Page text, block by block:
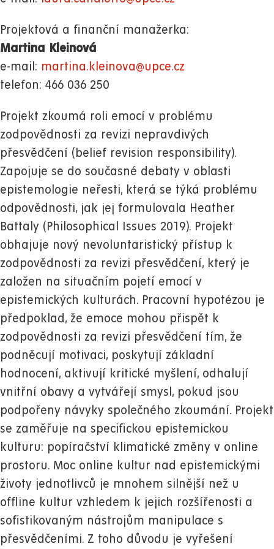
Projektová a finanční manažerka:
Martina Kleinová
e-mail: martina.kleinova@upce.cz
telefon: 466 036 250
Projekt zkoumá roli emocí v problému
zodpovědnosti za revizi nepravdivých
přesvědčení (belief revision responsibility).
Zapojuje se do současné debaty v oblasti
epistemologie neřesti, která se týká problému
odpovědnosti, jak jej formulovala Heather
Battaly (Philosophical Issues 2019). Projekt
obhajuje nový nevoluntaristický přístup k
zodpovědnosti za revizi přesvědčení, který je
založen na situačním pojetí emocí v
epistemických kulturách. Pracovní hypotézou je
předpoklad, že emoce mohou přispět k
zodpovědnosti za revizi přesvědčení tím, že
podněcují motivaci, poskytují základní
hodnocení, aktivují kritické myšlení, odhalují
vnitřní obavy a vytvářejí smysl, pokud jsou
podpořeny návyky společného zkoumání. Projekt
se zaměřuje na specifickou epistemickou
kulturu: popíračství klimatické změny v online
prostoru. Moc online kultur nad epistemickými
životy jednotlivců je mnohem silnější než u
offline kultur vzhledem k jejich rozšířenosti a
sofistikovaným nástrojům manipulace s
přesvědčeními. Z toho důvodu je vyřešení